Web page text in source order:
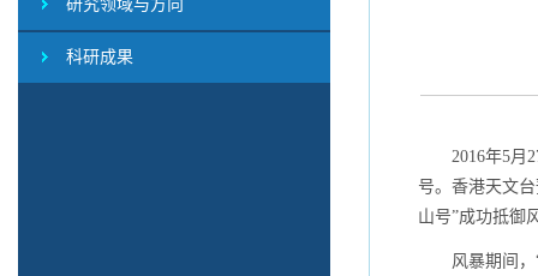
研究领域与方向
科研成果
2016年5月
号。香港天文
山号”成功抵御
风暴期间